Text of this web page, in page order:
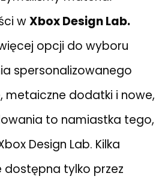
wXbox Design Lab.
opcji do wyboru
spersonalizowanego
metaiczne dodatki i nowe,
to namiastka tego,
Design Lab. Kilka
tylko przez